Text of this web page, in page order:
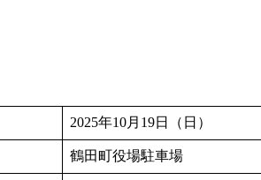
2025年10月19日（日）
鶴田町役場駐車場